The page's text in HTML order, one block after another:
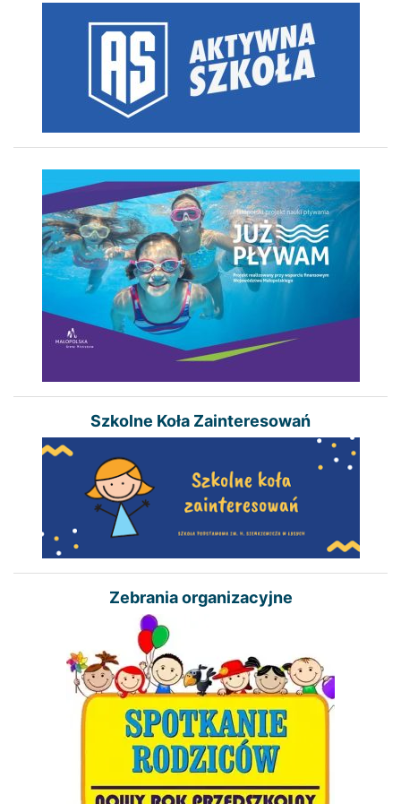
Szkolne Koła Zainteresowań
Zebrania organizacyjne